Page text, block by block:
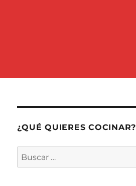
¿QUÉ QUIERES COCINAR?
Buscar
por: